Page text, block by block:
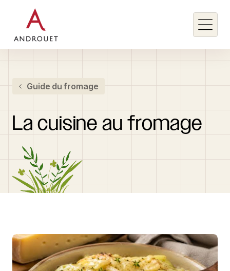
Rechercher un mot clé
Guide du fromage
La cuisine au fromage